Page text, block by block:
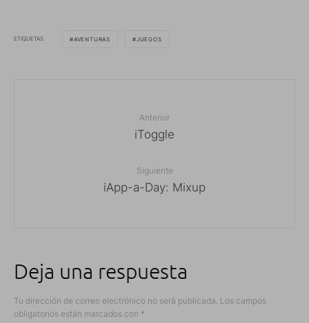
ETIQUETAS AVENTURAS JUEGOS
Anterior
iToggle
Siguiente
iApp-a-Day: Mixup
Deja una respuesta
Tu dirección de correo electrónico no será publicada. Los campos
obligatorios están marcados con *